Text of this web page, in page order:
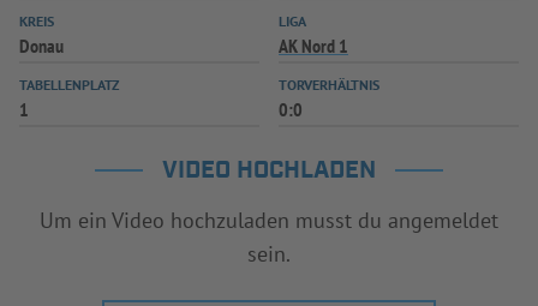
KREIS
Donau
LIGA
AK Nord 1
TABELLENPLATZ
1
TORVERHÄLTNIS
0:0
VIDEO HOCHLADEN
Um ein Video hochzuladen musst du angemeldet
sein.